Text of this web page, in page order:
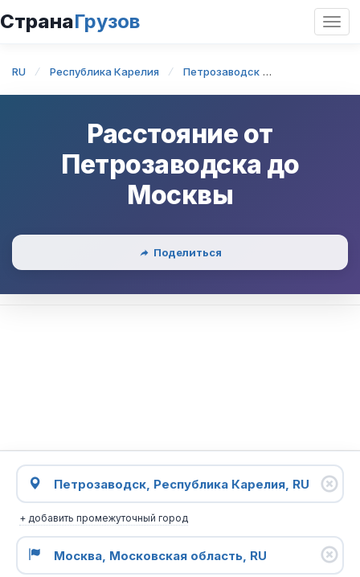
СтранаГрузов
RU Республика Карелия Петрозаводск
Расстояние от
Петрозаводска до
Москвы
Поделиться
+ добавить промежуточный город